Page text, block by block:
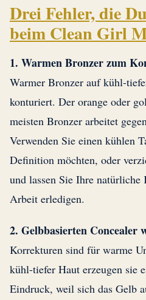
Drei Fehler, die
beim Clean Girl
1. Warmen Bronzer zum
Warmer Bronzer auf kühl-
konturiert. Der orange oder
meisten Bronzer arbeitet
Verwenden Sie einen kühlen
Definition möchten, oder
und lassen Sie Ihre
Arbeit erledigen.
2. Gelbbasierten Concealer
Korrekturen sind für warme
kühl-tiefer Haut erzeugen sie
Eindruck, weil sich das Gelb